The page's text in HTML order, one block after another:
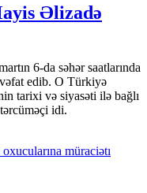
Əlizadə
6-da səhər saatlarında
edib. O Türkiyə
tarixi və siyasəti ilə bağlı
idi.